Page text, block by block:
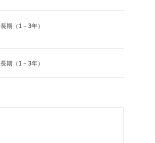
長期（1－3年）
長期（1－3年）